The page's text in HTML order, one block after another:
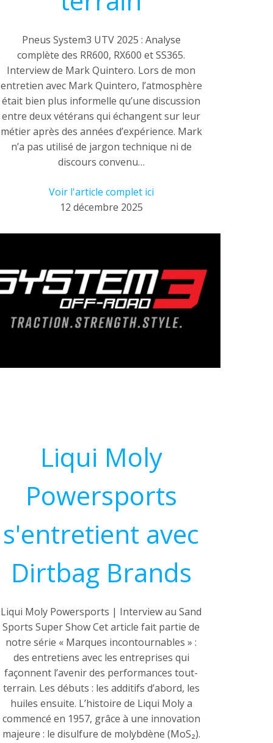
Pneus System3 UTV 2025 : Analyse
complète des RR600, RX600 et SS365.
Interview de Mark Quintero. Lors de mon
entretien avec Mark Quintero, l’atmosphère
était bien plus informelle qu’une discussion
entre deux vétérans qui échangent sur leur
métier après des années d’expérience. Mark
n’a pas utilisé de jargon technique ni de
discours convenu…
Voir l'article complet ici
12 décembre 2025
Liqui Moly
Powersports
s'entretient avec
Dirtbag Brands
Liqui Moly Powersports | Interview au Sand
Sports Super Show Cet article fait partie de
notre série « Marques incontournables » :
des entretiens avec les entreprises qui
façonnent l’avenir des performances tout-
terrain. Les débuts : les additifs d’abord, les
huiles ensuite. L’histoire de Liqui Moly a
commencé en 1957, grâce à une innovation
majeure : le disulfure de molybdène (MoS₂).